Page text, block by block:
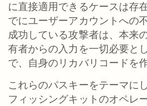
に直接適用できるケースは存
でにユーザーアカウントへの
成功している攻撃者は、本来
有者からの入力を一切必要と
で、自身のリカバリコードを
これらのパスキーをテーマに
フィッシングキットのオペレ